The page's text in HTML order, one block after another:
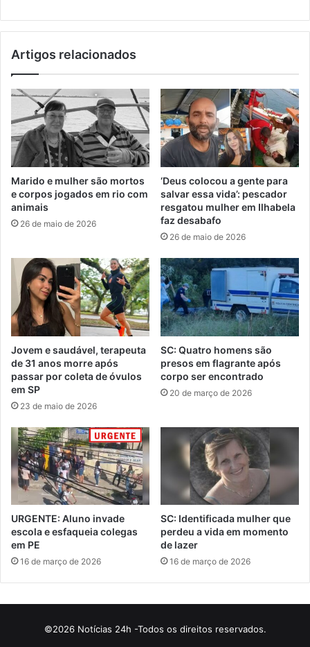
Artigos relacionados
Marido e mulher são mortos
e corpos jogados em rio com
animais
26 de maio de 2026
‘Deus colocou a gente para
salvar essa vida’: pescador
resgatou mulher em Ilhabela
faz desabafo
26 de maio de 2026
Jovem e saudável, terapeuta
de 31 anos morre após
passar por coleta de óvulos
em SP
23 de maio de 2026
SC: Quatro homens são
presos em flagrante após
corpo ser encontrado
20 de março de 2026
URGENTE: Aluno invade
escola e esfaqueia colegas
em PE
16 de março de 2026
SC: Identificada mulher que
perdeu a vida em momento
de lazer
16 de março de 2026
©2026 Notícias 24h -Todos os direitos reservados.